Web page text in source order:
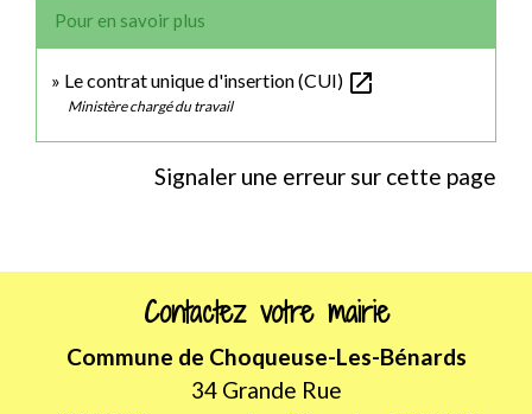
Pour en savoir plus
Le contrat unique d'insertion (CUI) open_in_new
Ministère chargé du travail
Signaler une erreur sur cette page
Contactez votre mairie
Commune de Choqueuse-Les-Bénards
34 Grande Rue